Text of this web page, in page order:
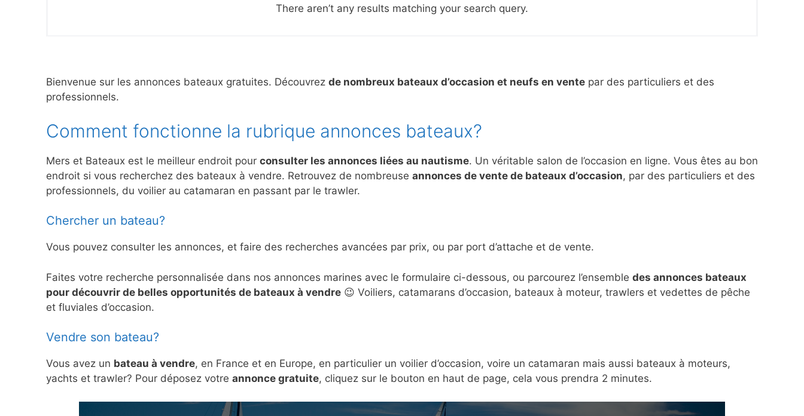
There aren’t any results matching your search query.
Bienvenue sur les annonces bateaux gratuites. Découvrez de nombreux bateaux d’occasion et neufs en vente par des particuliers et des
professionnels.
Comment fonctionne la rubrique annonces bateaux?
Mers et Bateaux est le meilleur endroit pour consulter les annonces liées au nautisme. Un véritable salon de l’occasion en ligne. Vous êtes au bon
endroit si vous recherchez des bateaux à vendre. Retrouvez de nombreuse annonces de vente de bateaux d’occasion, par des particuliers et des
professionnels, du voilier au catamaran en passant par le trawler.
Chercher un bateau?
Vous pouvez consulter les annonces, et faire des recherches avancées par prix, ou par port d’attache et de vente.
Faites votre recherche personnalisée dans nos annonces marines avec le formulaire ci-dessous, ou parcourez l’ensemble des annonces bateaux
pour découvrir de belles opportunités de bateaux à vendre 😉 Voiliers, catamarans d’occasion, bateaux à moteur, trawlers et vedettes de pêche
et fluviales d’occasion.
Vendre son bateau?
Vous avez un bateau à vendre, en France et en Europe, en particulier un voilier d’occasion, voire un catamaran mais aussi bateaux à moteurs,
yachts et trawler? Pour déposez votre annonce gratuite, cliquez sur le bouton en haut de page, cela vous prendra 2 minutes.